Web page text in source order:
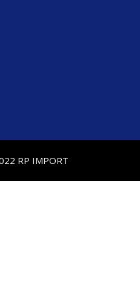
RP IMPORT